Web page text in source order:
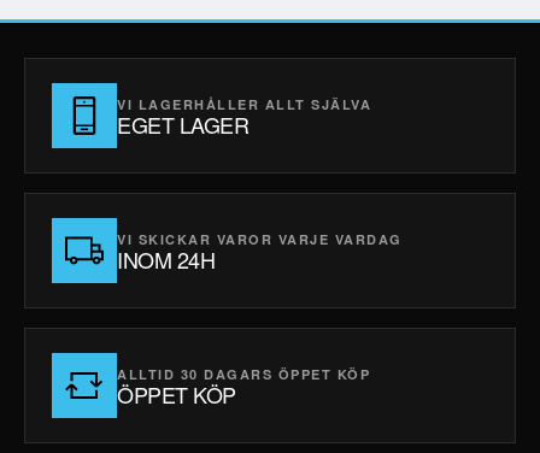
VI LAGERHÅLLER ALLT SJÄLVA
EGET LAGER
VI SKICKAR VAROR VARJE VARDAG
INOM 24H
ALLTID 30 DAGARS ÖPPET KÖP
ÖPPET KÖP